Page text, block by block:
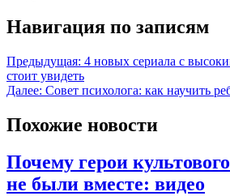
Навигация по записям
Предыдущая: 4 новых сериала с
стоит увидеть
Далее: Совет психолога: как научить
Похожие новости
Почему герои
не были вместе: видео